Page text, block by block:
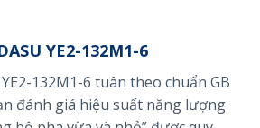
YE2-132M1-6
132M1-6 tuân theo chuẩn GB
đánh giá hiệu suất năng lượng